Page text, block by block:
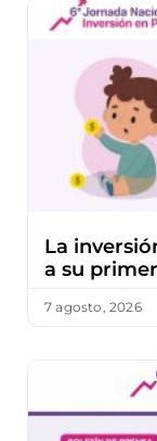
La
a su
7 agosto, 2026